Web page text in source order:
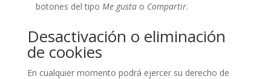
botones del tipo Me gustao Compartir.
Desactivación o eliminación
de cookies
En cualquier momento podrá ejercer su derecho de